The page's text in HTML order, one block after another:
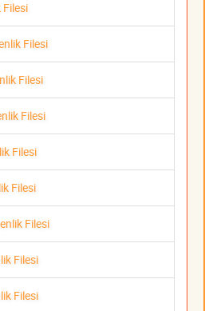
Filesi
Filesi
Filesi
Filesi
Filesi
Filesi
Filesi
Filesi
Filesi